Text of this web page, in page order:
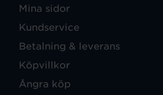
Mina sidor
Kundservice
Betalning & leverans
Köpvillkor
Ångra köp